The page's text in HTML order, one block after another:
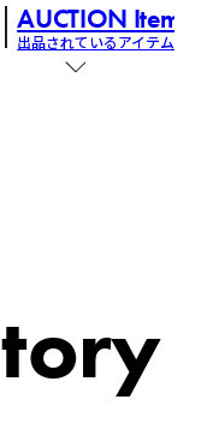
AUCTION Items
出品されているアイテム